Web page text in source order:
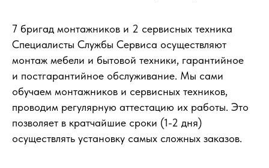
7 бригад монтажников и 2 сервисных техника
Специалисты Службы Сервиса осуществляют
монтаж мебели и бытовой техники, гарантийное
и постгарантийное обслуживание. Мы сами
обучаем монтажников и сервисных техников,
проводим регулярную аттестацию их работы. Это
позволяет в кратчайшие сроки (1-2 дня)
осуществлять установку самых сложных заказов.